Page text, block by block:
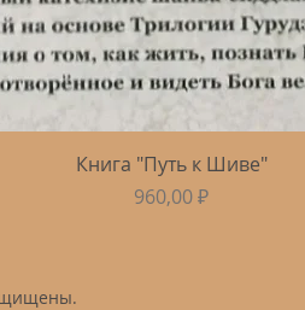
Быстрый просмотр
Книга "Путь к Шиве"
Цена
960,00 ₽